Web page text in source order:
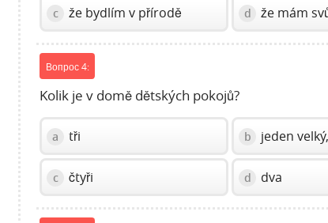
c že bydlím v přírodě d že mám
Вопрос 4:
Kolik je v domě dětských pokojů?
a tři b jeden
c čtyři d dva